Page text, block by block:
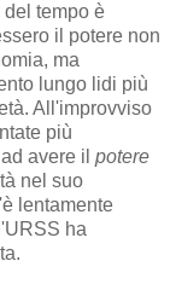
tempo è
il potere non
ma
lungo lidi più
All'improvviso
più
avere il potere
nel suo
lentamente
ha